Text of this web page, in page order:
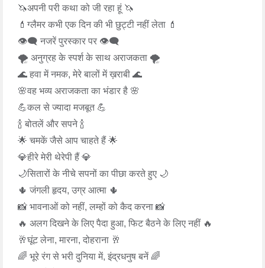
🦄अपनी परी कथा को जी रहा हूं 🦄
💄ग्लैमर कभी एक दिन की भी छुट्टी नहीं लेता 💄
👁️‍🗨️ नजरें पुरस्कार पर 👁️‍🗨️
🌪️ अनुग्रह के स्पर्श के साथ अराजकता 🌪️
🌊 हवा में नमक, मेरे बालों में ख़राबी 🌊
🌸वह भव्य अराजकता का भंडार है 🌸
💪कल से ज्यादा मजबूत 💪
🍾 बोतलें और सपने 🍾
🌟 चमकें जैसे आप चाहते हैं 🌟
💎हीरे मेरी थेरेपी हैं 💎
🌙सितारों के नीचे सपनों का पीछा करते हुए 🌙
🌵 जंगली हृदय, उग्र आत्मा 🌵
📸 भावनाओं को नहीं, लम्हों को कैद करना 📸
🔥 अलग दिखने के लिए पैदा हुआ, फिट बैठने के लिए नहीं 🔥
🥂घूंट लेना, मारना, दोहराना 🥂
🌈 भूरे रंग से भरी दुनिया में, इंद्रधनुष बनें 🌈